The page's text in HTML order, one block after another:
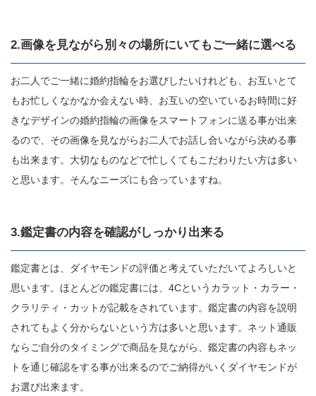
2.画像を見ながら別々の場所にいてもご一緒に選べる
お二人でご一緒に婚約指輪をお選びしたいけれども、お互いとて
もお忙しくなかなか会えない時、お互いの空いているお時間に好
きなデザインの婚約指輪の画像をスマートフォンに送る事が出来
るので、その画像を見ながらお二人でお話し合いながら決める事
も出来ます。大切なものなどで忙しくてもこだわりたい方は多い
と思います。そんなニーズにも合っていますね。
3.鑑定書の内容を確認がしっかり出来る
鑑定書とは、ダイヤモンドの評価と考えていただいてよろしいと
思います。ほとんどの鑑定書には、4Cというカラット・カラー・
クラリティ・カットが記載をされています。鑑定書の内容を説明
されてもよく分からないという方は多いと思います。ネット通販
ならご自分のタイミングで商品を見ながら、鑑定書の内容もネッ
トを通じ確認をする事が出来るのでご納得がいくダイヤモンドが
お選び出来ます。